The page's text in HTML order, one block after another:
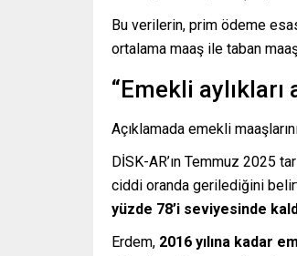
Bu verilerin, prim ödeme
ortalama maaş ile taban
“Emekli
Açıklamada emekli
DİSK-AR’ın Temmuz 2025
ciddi oranda gerilediğini
yüzde 78’i seviyesinde
Erdem, 2016 yılına kadar